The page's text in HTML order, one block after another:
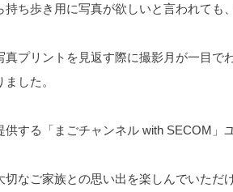
ち歩き用に写真が欲しいと言われても
プリントを見返す際に撮影月が一目
した。
する「まごチャンネル with SECOM」
なご家族との思い出を楽しんでいただ